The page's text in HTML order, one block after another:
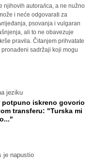
njihovih autora/ica, a ne nužno
i neće odgovarati za
psovanja i vulgaran
ali to ne obavezuje
pravila. Čitanjem prihvatate
sadržaji koji mogu
jeziku
potpuno iskreno govorio
transferu: "Turska mi
je napustio